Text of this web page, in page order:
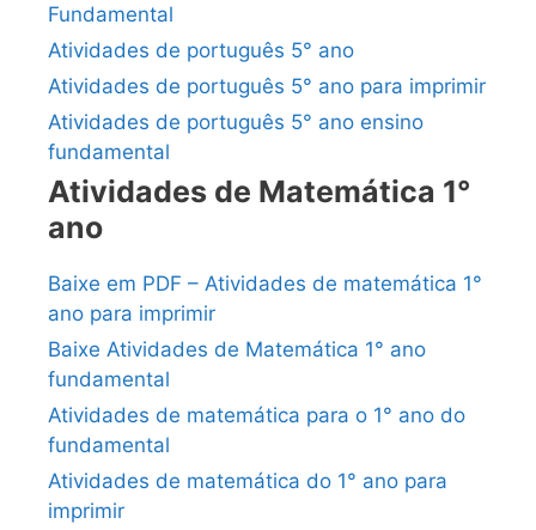
Fundamental
Atividades de português 5° ano
Atividades de português 5° ano para imprimir
Atividades de português 5° ano ensino
fundamental
Atividades de Matemática 1°
ano
Baixe em PDF – Atividades de matemática 1°
ano para imprimir
Baixe Atividades de Matemática 1° ano
fundamental
Atividades de matemática para o 1° ano do
fundamental
Atividades de matemática do 1° ano para
imprimir